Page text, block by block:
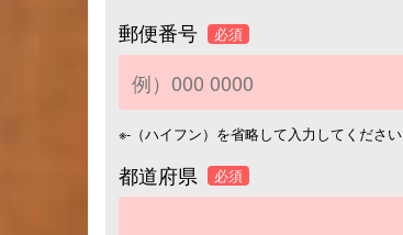
郵便番号 必須
※-（ハイフン）を省略して入力してください
都道府県 必須